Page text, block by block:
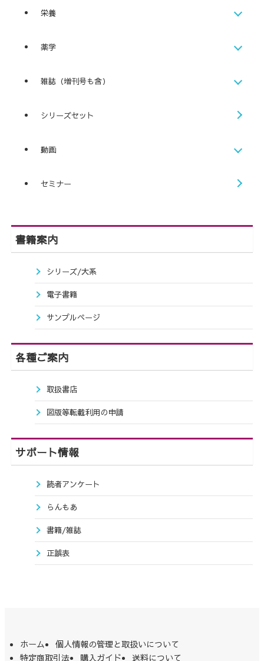
栄養
薬学
雑誌（増刊号も含）
シリーズセット
動画
セミナー
書籍案内
シリーズ/大系
電子書籍
サンプルページ
各種ご案内
取扱書店
図版等転載利用の申請
サポート情報
読者アンケート
らんもあ
書籍/雑誌
正誤表
ホーム
個人情報の管理と取扱いについて
特定商取引法
購入ガイド 送料について